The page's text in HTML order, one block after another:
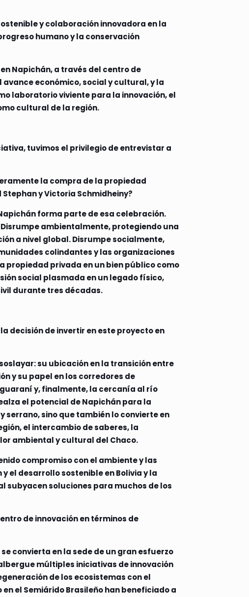
y colaboración innovadora en la
humano y la conservación
Napichán, a través del centro de
económico, social y cultural, y la
laboratorio viviente para la innovación, el
cultural de la región.
tuvimos el privilegio de entrevistar a
la compra de la propiedad
y Victoria Schmidheiny?
forma parte de esa celebración.
ambientalmente, protegiendo una
a nivel global. Disrumpe socialmente,
colindantes y las organizaciones
propiedad privada en un bien público como
social plasmada en un legado físico,
durante tres décadas.
decisión de invertir en este proyecto en
su ubicación en la transición entre
y su papel en los corredores de
y, finalmente, la cercanía al río
el potencial de Napichán para la
sino que también lo convierte en
el intercambio de saberes, la
ambiental y cultural del Chaco.
compromiso con el ambiente y las
el desarrollo sostenible en Bolivia y la
subyacen soluciones para muchos de los
de innovación en términos de
convierta en la sede de un gran esfuerzo
múltiples iniciativas de innovación
de los ecosistemas con el
el Semiárido Brasileño han beneficiado a